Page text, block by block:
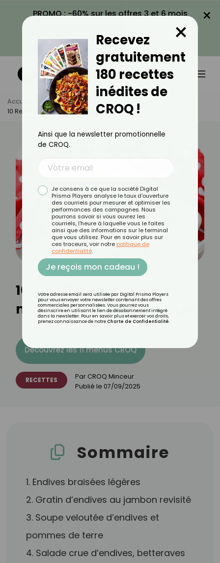
PROMO : -60% sur les offres 3 et 6 mois
VOIR LA PROMO
×
Accueil Actus
Recettes
10 Recettes D’endives À Moins De 2 € Par Personne
10 recettes d’endives à
moins de 2 € par personne
Découvrez les 11 menus CROQ
RECETTES Par CROQ Minceur
Publié le 07/09/2025
Sommaire
1. Endives braisées légères
2. Gratin d’endives au jambon revisité
3. Soupe veloutée d’endives et
pommes de terre
4. Salade crue d’endives, betteraves
Recevez
gratuitement
180 recettes
inédites de
CROQ !
×
Ainsi que la newsletter promotionnelle
de CROQ.
Je consens à ce que la société Digital
Prisma Players analyse le taux d'ouverture
des courriels pour mesurer et optimiser les
performances des campagnes. Nous
pourrons savoir si vous ouvrez les
courriels, l'heure à laquelle vous le faites
ainsi que des informations sur le terminal
que vous utilisez. Pour en savoir plus sur
ces traceurs, voir notre politique de
confidentialité.
Je reçois mon cadeau !
Votre adresse email sera utilisée par Digital Prisma Players
pour vous envoyer votre newsletter contenant des offres
commerciales personnalisées. Vous pourrez vous
désinscrire en utilisant le lien de désabonnement intégré
dans la newsletter. Pour en savoir plus et exercer vos droits,
prenez connaissance de notre Charte de Confidentialité.